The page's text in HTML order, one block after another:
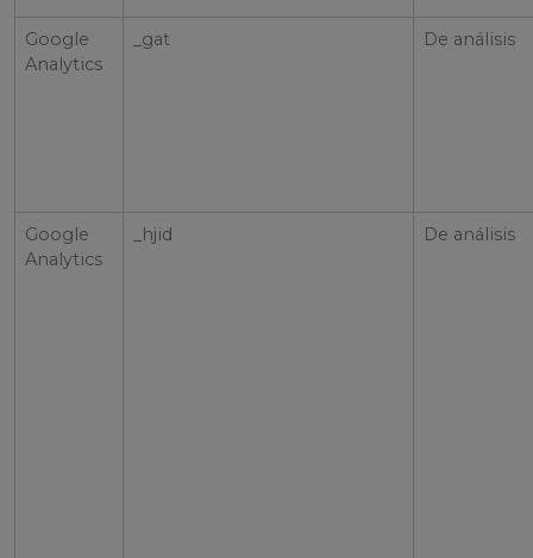
Google
Analytics
_gat De análisis
Google
Analytics
_hjid De análisis